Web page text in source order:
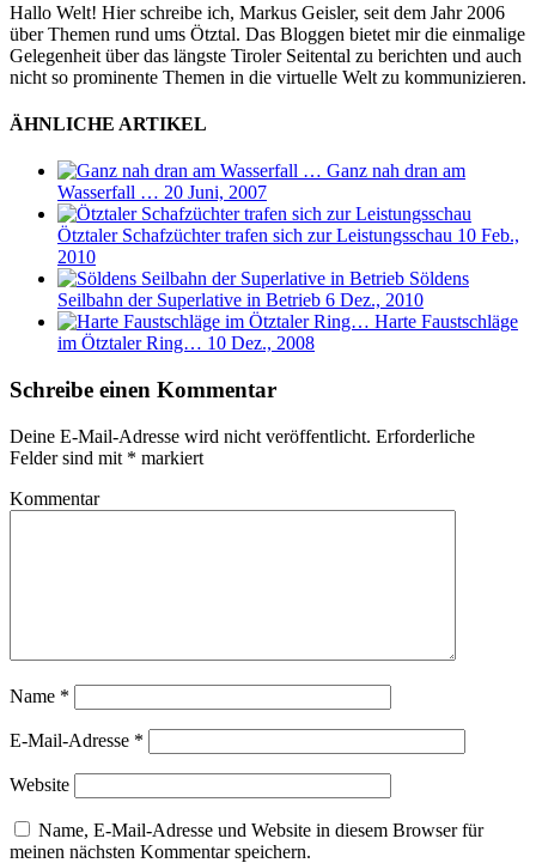
Hallo Welt! Hier schreibe ich, Markus Geisler, seit dem Jahr 2006
über Themen rund ums Ötztal. Das Bloggen bietet mir die einmalige
Gelegenheit über das längste Tiroler Seitental zu berichten und auch
nicht so prominente Themen in die virtuelle Welt zu kommunizieren.
ÄHNLICHE ARTIKEL
Ganz nah dran am
Wasserfall … 20 Juni, 2007
Ötztaler Schafzüchter trafen sich zur Leistungsschau 10 Feb.,
2010
Söldens
Seilbahn der Superlative in Betrieb 6 Dez., 2010
Harte Faustschläge
im Ötztaler Ring… 10 Dez., 2008
Schreibe einen Kommentar
Deine E-Mail-Adresse wird nicht veröffentlicht. Erforderliche
Felder sind mit * markiert
Kommentar
Name *
E-Mail-Adresse *
Website
Name, E-Mail-Adresse und Website in diesem Browser für
meinen nächsten Kommentar speichern.